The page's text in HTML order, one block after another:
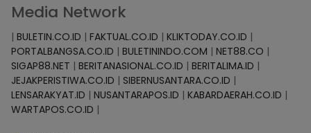
Media Network
| BULETIN.CO.ID | FAKTUAL.CO.ID | KLIKTODAY.CO.ID |
PORTALBANGSA.CO.ID | BULETININDO.COM | NET88.CO |
SIGAP88.NET | BERITANASIONAL.CO.ID | BERITALIMA.ID |
JEJAKPERISTIWA.CO.ID | SIBERNUSANTARA.CO.ID |
LENSARAKYAT.ID | NUSANTARAPOS.ID | KABARDAERAH.CO.ID |
WARTAPOS.CO.ID |